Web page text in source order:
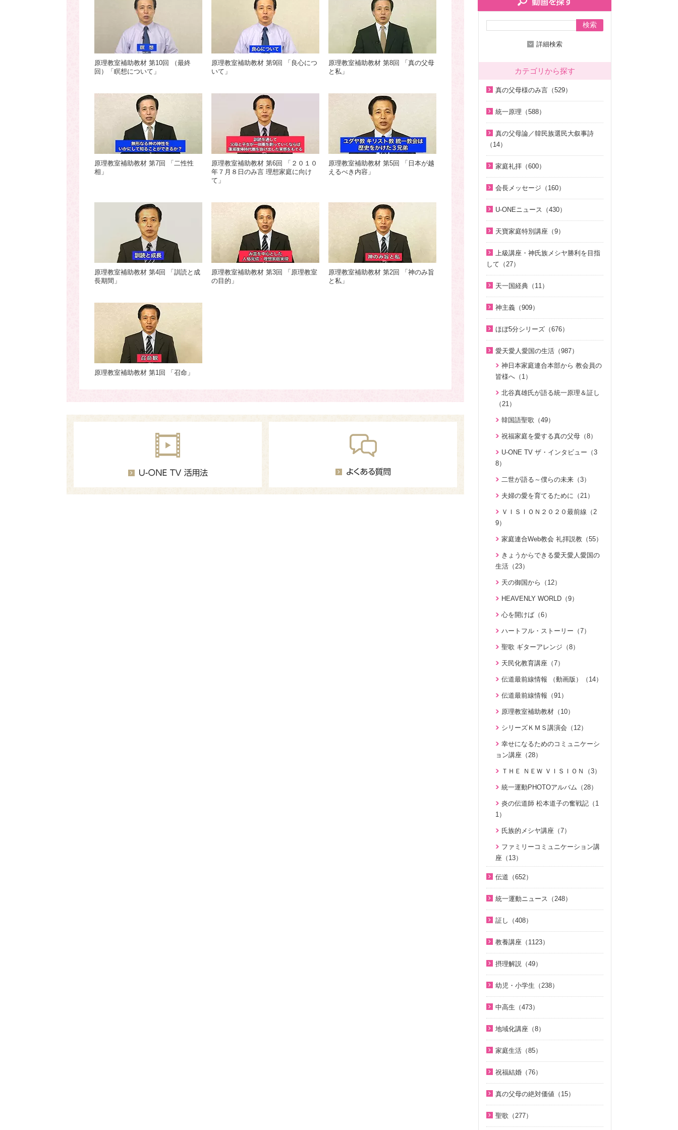
原理教室補助教材 第10回 （最終
回）「瞑想について」
原理教室補助教材 第9回 「良心につ
いて」
原理教室補助教材 第8回 「真の父母
と私」
原理教室補助教材 第7回 「二性性
相」
原理教室補助教材 第6回 「２０１０
年７月８日のみ言 理想家庭に向け
て」
原理教室補助教材 第5回 「日本が越
えるべき内容」
原理教室補助教材 第4回 「訓読と成
長期間」
原理教室補助教材 第3回 「原理教室
の目的」
原理教室補助教材 第2回 「神のみ旨
と私」
原理教室補助教材 第1回 「召命」
検索
詳細検索
カテゴリから探す
真の父母様のみ言（529）
2000年代（7）
1980年代（27）
1970年代（9）
幸運の言葉（77）
相と価値（真の父母論）（8）
韓民族選民大叙事詩（6）
統一原理（588）
天の摂理からみた真の父母様の位
韓民族選民大叙事詩（6）
脱会説得の宗教的背景（9）
そうだったのか！人類一家族（1
8）
そうだったのか！統一原理（34）
ほぼ5分でわかる統一原理（153）
ほぼ5分でわかる祝福結婚Q&A（7
２１日修練会教育教材（33）
真の幸せ講座（15）
シリーズ『原理講論』を読む（2
0）
統一原理（14）
ゴッディズム（19）
ゴッディズム・ポイント講座（1
7）
神主義講座（10）
小学生のための原理講義（12）
北谷真雄氏が語る統一原理＆証し
（21）
VIDEO de 訓読『原理講論』（4
2）
続・二世のための祝福結婚講座（1
0）
真の父母論／韓民族選民大叙事詩
（14）
相と価値（真の父母論）（8）
韓民族選民大叙事詩（6）
家庭礼拝（600）
中高生のためのWeb礼拝（192）
聖歌（歌入り）（88）
聖歌（ピアノ伴奏）（57）
韓国語聖歌（49）
ジュニアのための礼拝（108）
拝（32）
全国オンライン礼拝（1）
会長メッセージ（160）
2022年（1）
2020年（24）
2019年（18）
2018年（20）
2017年（10）
2015年（10）
2014年（10）
2013年（9）
2010年（2）
2009年（5）
U-ONEニュース（430）
2024年（26）
2022年（38）
2021年（47）
2020年（49）
2018年（50）
2017年（50）
2015年（14）
天寶家庭特別講座（9）
上級講座・神氏族メシヤ勝利を目指
して（27）
2. 神氏族メシヤ講座（8）
3. HJ天宙天寶修錬苑講座（3）
コミュニケーション講座（2）
天一国経典（11）
神主義（909）
家庭連合Web教会 礼拝説教（55）
そうだったのか！人類一家族（1
8）
ほぼ5分でわかる祝福結婚Q&A（7
8）
ほぼ5分でわかる統一原理（153）
ほぼ5分で分かる勝共理論（188）
ジュニアのための礼拝（108）
0）
統一運動解説（29）
「真の家庭」の十字架路程と勝利
代の到来（3）
日本社会を蝕む文化共産主義（5）
アボニム 少年時代・青年時代
（2）
親と子のための説教集 こども礼
ばい（15）
「朗読の部屋」みんなのポケット
マルスム（2）
鮮明先生の日本語による御言集 特別
編１」の解説（1）
二世のための祝福結婚講座（38）
家庭連合が贈る聖書ものがたり（2
VIDEO de 訓読『原理講論』（4
0）
デジタルリマスター版（17）
ほぼ5分シリーズ（676）
ほぼ5分でわかる祝福結婚Q&A（7
ほぼ5分でわかる人生相談Q&A 幸
8）
愛天愛人愛国の生活（987）
神日本家庭連合本部から 教会員の
皆様へ（1）
北谷真雄氏が語る統一原理＆証し
（21）
韓国語聖歌（49）
祝福家庭を愛する真の父母（8）
U-ONE TV ザ・インタビュー（3
8）
二世が語る～僕らの未来（3）
夫婦の愛を育てるために（21）
ＶＩＳＩＯＮ２０２０最前線（2
9）
家庭連合Web教会 礼拝説教（55）
きょうからできる愛天愛人愛国の
生活（23）
天の御国から（12）
HEAVENLY WORLD（9）
心を開けば（6）
ハートフル・ストーリー（7）
聖歌 ギターアレンジ（8）
天民化教育講座（7）
伝道最前線情報 （動画版）（14）
伝道最前線情報（91）
原理教室補助教材（10）
シリーズＫＭＳ講演会（12）
幸せになるためのコミュニケーシ
ョン講座（28）
ＴＨＥ ＮＥＷ ＶＩＳＩＯＮ（3）
統一運動PHOTOアルバム（28）
炎の伝道師 松本道子の奮戦記（1
1）
氏族的メシヤ講座（7）
ファミリーコミュニケーション講
座（13）
みんな元気になあれ（30）
ユダヤ・キリスト教講座＜基礎編
＞（7）
ユダヤ・キリスト教講座（43）
シリーズ霊的集団の誤りを正す
（8）
シリーズ霊的集団の誤りを正す 第
シリーズ霊的集団の誤りを正す 第
３弾（8）
天国道場 エピソード１（5）
天国道場 エピソード２（5）
天国道場 エピソード３（5）
通いはじめる親子の心（8）
サタンの誘惑（5）
KMSザ・インタビュー（8）
伝道（652）
祝福紹介（131）
統一運動紹介（19）
統一運動ニュース（248）
2000年代（75）
1980年代（4）
1970年代（5）
証し（408）
（15）
直接見た父母様の愛の姿 ～ 阿部
公子さんの証し（9）
真実一路 ～ 松山貢三 魂の叫び（1
北谷真雄が語る霊界の真実、その
後（4）
愛に触れた日々（10）
神霊と真理に満たされて 777双 阿
部公子さんの証し（5）
証シリーズ 真のお母様、感謝しま
証シリーズ 真のお母様、感謝しま
教養講座（1123）
後（4）
（33）
「霊界はある。霊人たちはいつも
共にいる」シリーズ 続・北谷真雄
が語る霊界の真実（7）
ほぼ5分でわかる勝共理論（188）
内外情勢解説（60）
北谷真雄が語る霊界の真実（9）
摂理解説（49）
（4）
幼児・小学生（238）
（32）
小学生のための原理講義（12）
（2）
よんい博士と行く神様の世界（4
7）
デジタル偉人館 神様の涙（8）
ゆうこおねえさんのビデオかみし
ばい（19）
中高生（473）
8）
ジュニアのための礼拝（108）
Eternal Love / Hyo Jin Moon（1
地域化講座（8）
家庭生活（85）
～母のように 娘のように～（16）
夫婦の愛を育てるために（21）
祝福結婚（76）
親セミナー（10）
真の父母の絶対価値（15）
聖歌（277）